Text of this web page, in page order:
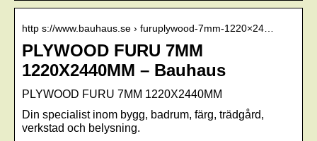
http s://www.bauhaus.se › furuplywood-7mm-1220×24…
PLYWOOD FURU 7MM
1220X2440MM – Bauhaus
PLYWOOD FURU 7MM 1220X2440MM
Din specialist inom bygg, badrum, färg, trädgård,
verkstad och belysning.